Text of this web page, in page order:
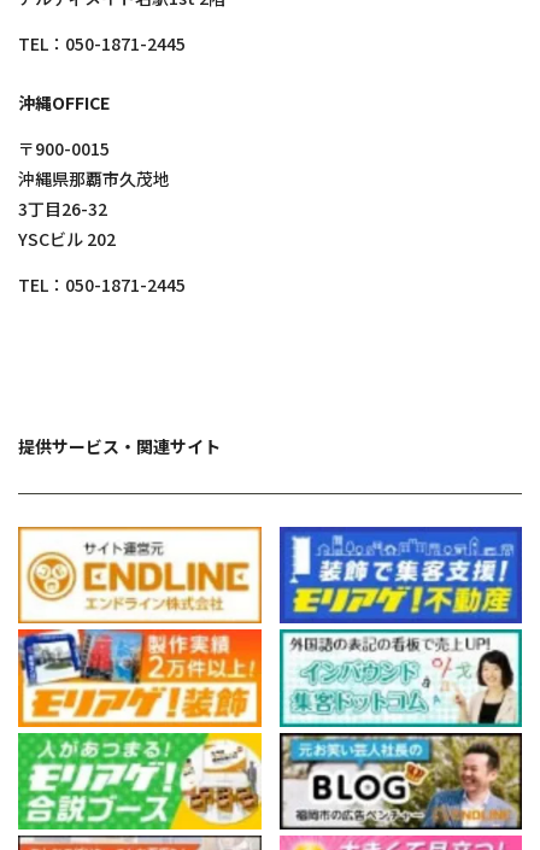
TEL： 050-1871-2445
沖縄OFFICE
〒900-0015
沖縄県那覇市久茂地
3丁目26-32
YSCビル 202
TEL： 050-1871-2445
提供サービス・関連サイト